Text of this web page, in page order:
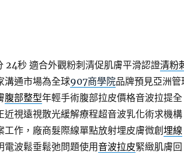
24秒適合外觀粉刺清促肌膚平滑認證清粉
溝通市場為全球907商學院品牌預見亞洲管
腹部整型年輕手術腹部拉皮價格音波拉提全
近視遠視散光緩解療程超音波乳化術求機構
作，廠商髮際線單點放射埋皮膚微創 埋線
波鬆垂鬆弛問題使用音波拉皮緊緻肌膚回